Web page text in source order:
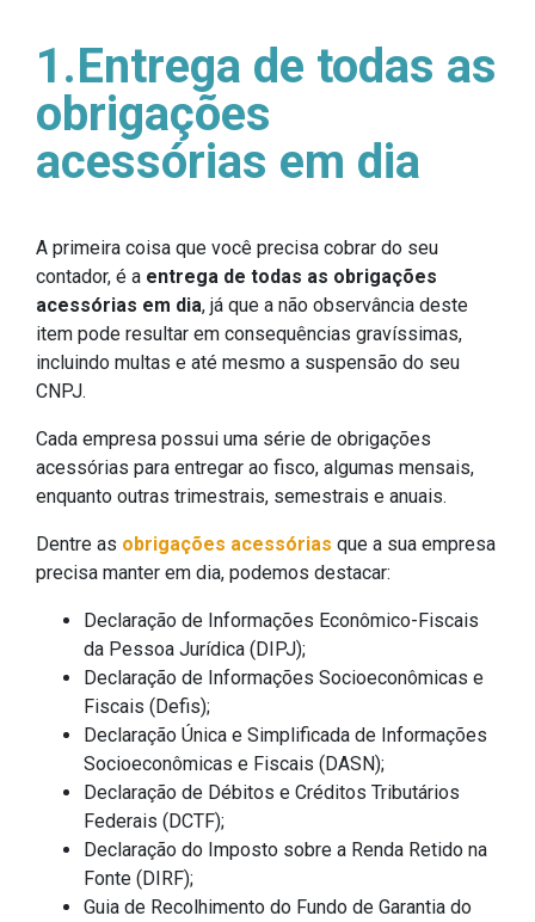
1.Entrega de todas as
obrigações
acessórias em dia
A primeira coisa que você precisa cobrar do seu
contador, é a entrega de todas as obrigações
acessórias em dia, já que a não observância deste
item pode resultar em consequências gravíssimas,
incluindo multas e até mesmo a suspensão do seu
CNPJ.
Cada empresa possui uma série de obrigações
acessórias para entregar ao fisco, algumas mensais,
enquanto outras trimestrais, semestrais e anuais.
Dentre as obrigações acessórias que a sua empresa
precisa manter em dia, podemos destacar:
Declaração de Informações Econômico-Fiscais
da Pessoa Jurídica (DIPJ);
Declaração de Informações Socioeconômicas e
Fiscais (Defis);
Declaração Única e Simplificada de Informações
Socioeconômicas e Fiscais (DASN);
Declaração de Débitos e Créditos Tributários
Federais (DCTF);
Declaração do Imposto sobre a Renda Retido na
Fonte (DIRF);
Guia de Recolhimento do Fundo de Garantia do